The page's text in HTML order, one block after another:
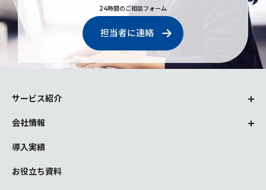
24時間のご相談フォーム
担当者に連絡
サービス紹介
会社情報
導入実績
お役立ち資料